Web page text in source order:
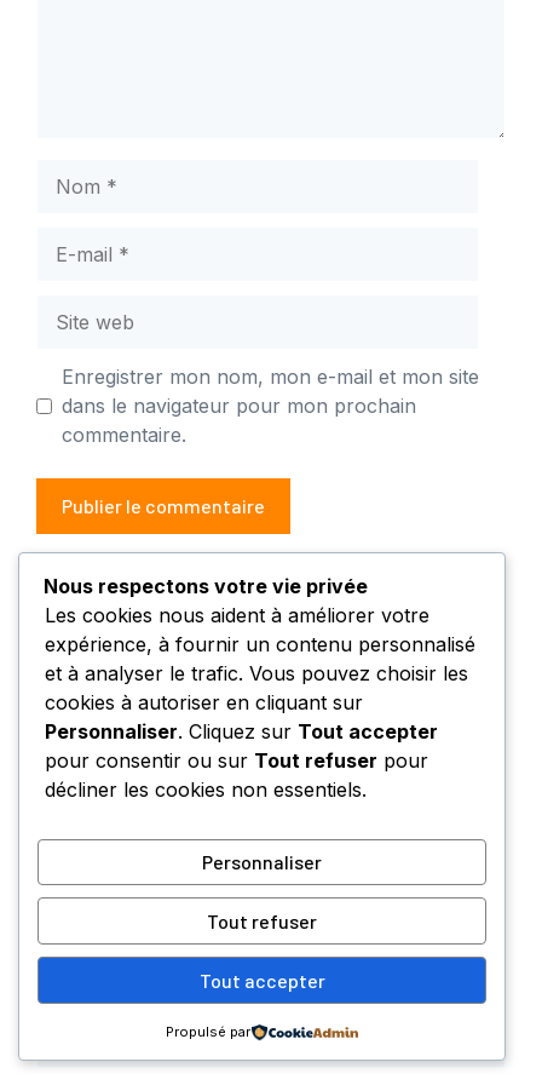
mail
web
Enregistrer mon nom, mon e-mail et mon site
dans le navigateur pour mon prochain
commentaire.
A PROPOS DE L'AUTEUR
Philippe G
Philippe est un entrepreneur et investisseur
spécialisé dans le numérique avec une
économiques et digitales en région. Il contribue
activement au contenu de
analyse les évolutions du numérique et leur
impact sur les entreprises, les investissements
et les territoires.
Nous respectons votre vie privée
Les cookies nous aident à améliorer votre
expérience, à fournir un contenu personnalisé
et à analyser le trafic. Vous pouvez choisir les
cookies à autoriser en cliquant sur
Personnaliser. Cliquez sur Tout accepter
pour consentir ou sur Tout refuser pour
décliner les cookies non essentiels.
Personnaliser
Tout refuser
Tout accepter
Propulsé par